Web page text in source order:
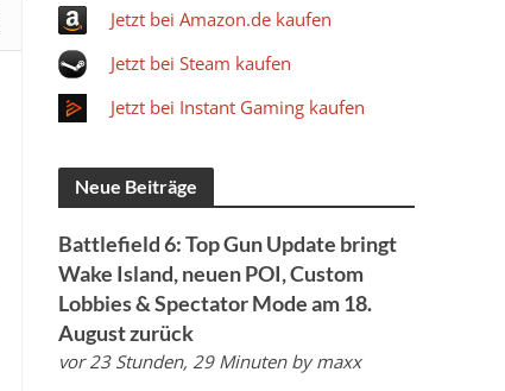
Jetzt bei Amazon.de kaufen
Jetzt bei Steam kaufen
Jetzt bei Instant Gaming kaufen
Neue Beiträge
Battlefield 6: Top Gun Update bringt
Wake Island, neuen POI, Custom
Lobbies & Spectator Mode am 18.
August zurück
vor 23 Stunden, 29 Minuten bymaxx